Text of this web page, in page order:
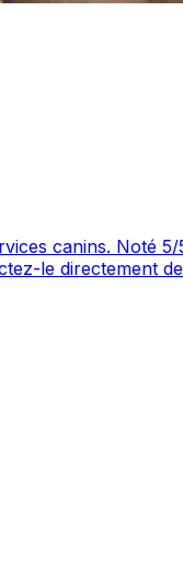
ses clients, ce